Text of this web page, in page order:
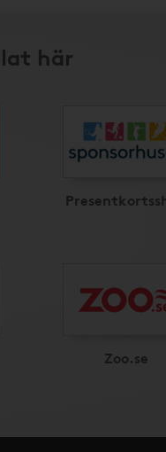
här
Zoo.se